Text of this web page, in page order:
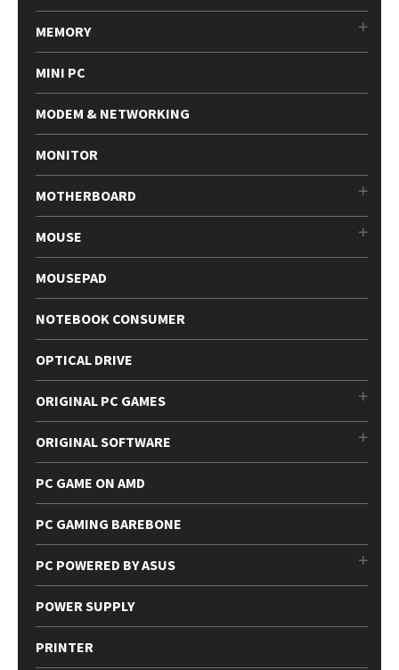
MEMORY
MINI PC
MODEM & NETWORKING
MONITOR
MOTHERBOARD
MOUSE
MOUSEPAD
NOTEBOOK CONSUMER
OPTICAL DRIVE
ORIGINAL PC GAMES
ORIGINAL SOFTWARE
PC GAME ON AMD
PC GAMING BAREBONE
PC POWERED BY ASUS
POWER SUPPLY
PRINTER